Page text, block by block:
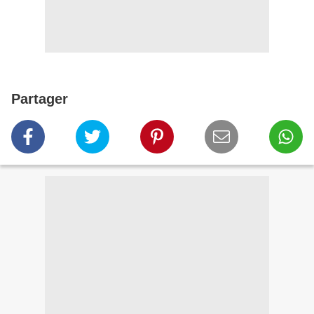
Partager